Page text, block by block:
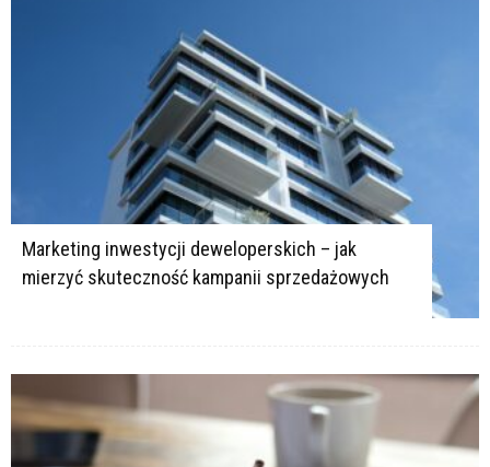
Marketing inwestycji deweloperskich – jak
mierzyć skuteczność kampanii sprzedażowych